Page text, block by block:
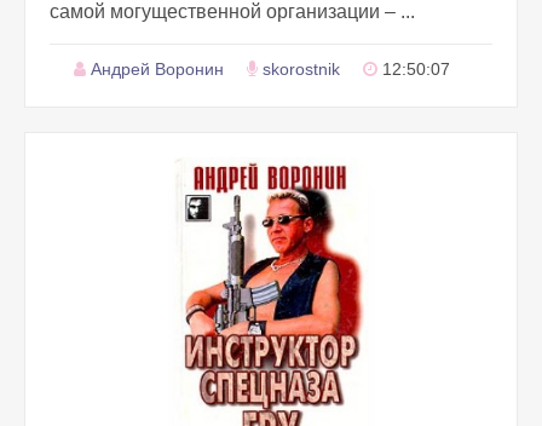
самой могущественной организации – ...
Андрей Воронин skorostnik 12:50:07